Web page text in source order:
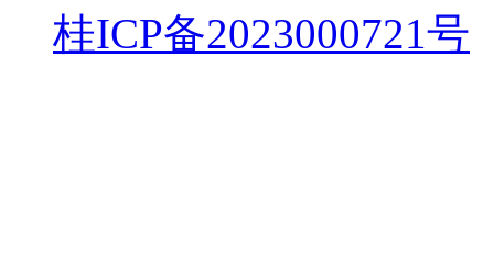
桂ICP备2023000721号